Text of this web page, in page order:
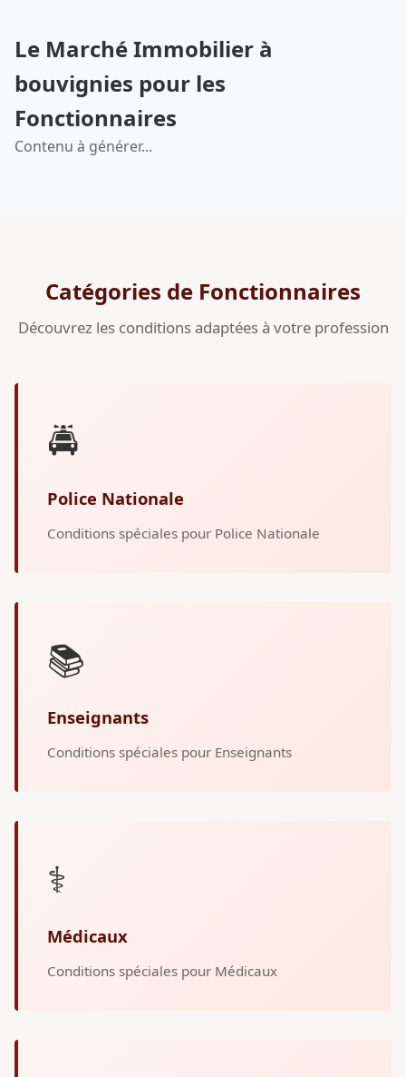
Le Marché Immobilier à
bouvignies pour les
Fonctionnaires
Contenu à générer...
Catégories de Fonctionnaires
Découvrez les conditions adaptées à votre profession
🚔
Police Nationale
Conditions spéciales pour Police Nationale
📚
Enseignants
Conditions spéciales pour Enseignants
⚕️
Médicaux
Conditions spéciales pour Médicaux